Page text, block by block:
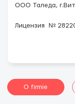
ООО Таледа,
Лицензия №
O firmie